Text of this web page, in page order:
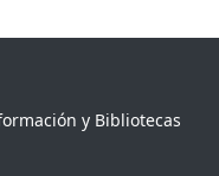
y Bibliotecas